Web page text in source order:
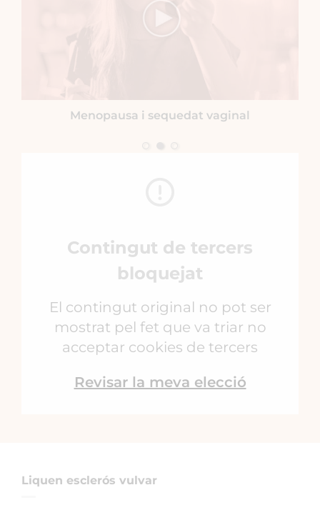
Menopausa i sequedat vaginal
Contingut de tercers
bloquejat
El contingut original no pot ser
mostrat pel fet que va triar no
acceptar cookies de tercers
Revisar la meva elecció
Liquen esclerós vulvar